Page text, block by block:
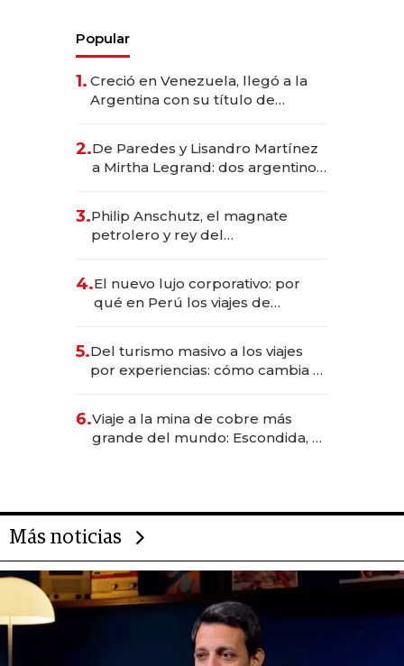
Popular
1. Creció en Venezuela, llegó a la
Argentina con su título de
las marcas "fast premium"
2.De Paredes y Lisandro Martínez
a Mirtha Legrand: dos argentinos
3.Philip Anschutz, el magnate
petrolero y rey del
Fénix
4.El nuevo lujo corporativo: por
qué en Perú los viajes de
transformadoras
5.Del turismo masivo a los viajes
por experiencias: cómo cambia el
6.Viaje a la mina de cobre más
grande del mundo: Escondida, el
Más noticias